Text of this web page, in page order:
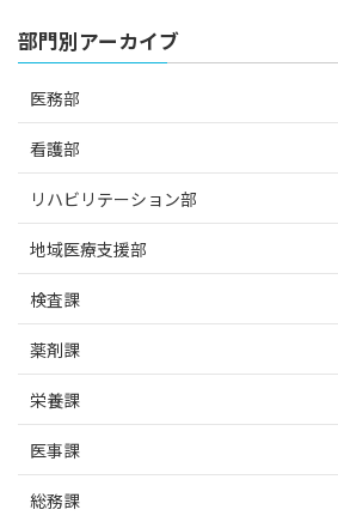
部門別アーカイブ
医務部
看護部
リハビリテーション部
地域医療支援部
検査課
薬剤課
栄養課
医事課
総務課